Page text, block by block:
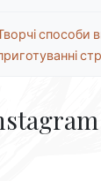
способи